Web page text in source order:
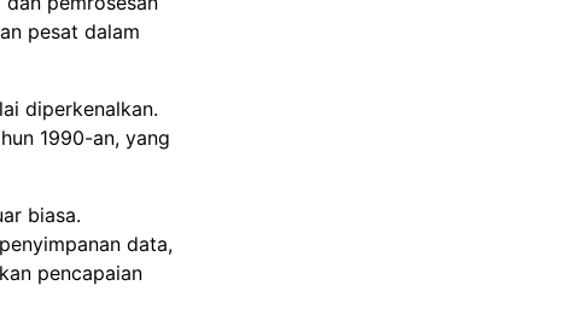
pesat dalam
diperkenalkan.
1990-an, yang
biasa.
data,
pencapaian